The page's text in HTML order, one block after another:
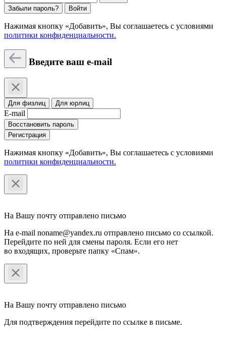
Забыли пароль? Войти
Нажимая кнопку «Добавить», Вы соглашаетесь c условиями
политики конфиденциальности.
Введите ваш e-mail
Для физлиц Для юрлиц
E-mail
Восстановить пароль
Регистрация
Нажимая кнопку «Добавить», Вы соглашаетесь c условиями
политики конфиденциальности.
На Вашу почту отправлено письмо
На e-mail noname@yandex.ru отправлено письмо со ссылкой.
Перейдите по ней для смены пароля. Если его нет
во входящих, проверьте папку «Спам».
На Вашу почту отправлено письмо
Для подтверждения перейдите по ссылке в письме.